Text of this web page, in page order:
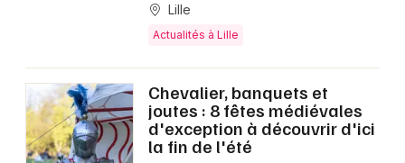
Lille
Actualités à Lille
Chevalier, banquets et
joutes : 8 fêtes médiévales
d'exception à découvrir d'ici
la fin de l'été